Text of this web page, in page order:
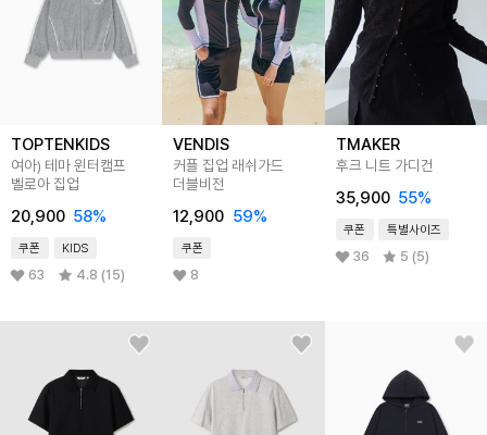
TOPTENKIDS
여아) 테마 윈터캠프
벨로아 집업
20,900 58%
쿠폰 KIDS
63 4.8 (15)
VENDIS
커플 집업 래쉬가드
더블비전
12,900 59%
쿠폰
8
TMAKER
후크 니트 가디건
35,900 55%
쿠폰 특별사이즈
36 5 (5)